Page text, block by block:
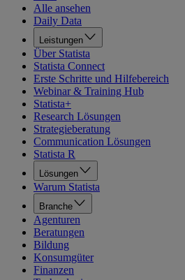
Alle ansehen
Daily Data
Leistungen
Über Statista
Statista Connect
Erste Schritte und Hilfebereich
Webinar & Training Hub
Statista+
Research Lösungen
Strategieberatung
Communication Lösungen
Statista R
Lösungen
Warum Statista
Branche
Agenturen
Beratungen
Bildung
Konsumgüter
Finanzen